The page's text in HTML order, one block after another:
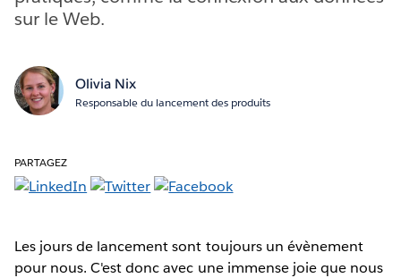
sur le Web.
Olivia Nix
Responsable du lancement des produits
PARTAGEZ
Les jours de lancement sont toujours un évènement
pour nous. C'est donc avec une immense joie que nous